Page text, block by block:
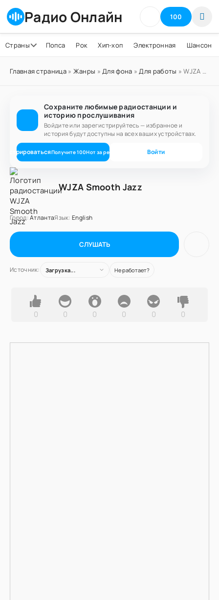
Радио Онлайн 100
Страны Попса Рок Хип-хоп Электронная Шансон
Главная страница» Жанры »Для фона »Для работы » WJZA Smooth Jazz
Сохраните любимые радиостанции и
историю прослушивания
Войдите или зарегистрируйтесь — избранное и
история будут доступны на всех ваших устройствах.
Получите100Нот за регистрацию Войти
WJZA Smooth Jazz
Город:АтлантаЯзык: English
СЛУШАТЬ
Источник: Загрузка... Не работает?
0 0 0 0 0 0